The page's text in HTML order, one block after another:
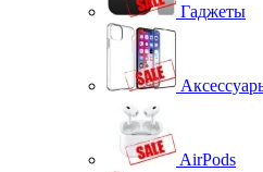
Гаджеты
AirPods